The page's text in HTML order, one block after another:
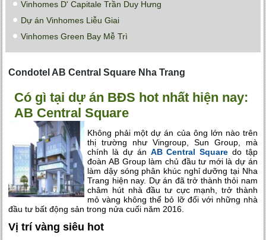
Vinhomes D' Capitale Trần Duy Hưng
Dự án Vinhomes Liễu Giai
Vinhomes Green Bay Mễ Trì
Condotel AB Central Square Nha Trang
Có gì tại dự án BĐS hot nhất hiện nay:
AB Central Square
Không phải một dự án của ông lớn nào trên
thị trường như Vingroup, Sun Group, mà
chính là dự án AB Central Square do tập
đoàn AB Group làm chủ đầu tư mới là dự án
làm dậy sóng phân khúc nghỉ dưỡng tại Nha
Trang hiện nay. Dự án đã trở thành thỏi nam
châm hút nhà đầu tư cực mạnh, trở thành
mỏ vàng không thể bỏ lỡ đối với những nhà
đầu tư bất động sản trong nửa cuối năm 2016.
Vị trí vàng siêu hot